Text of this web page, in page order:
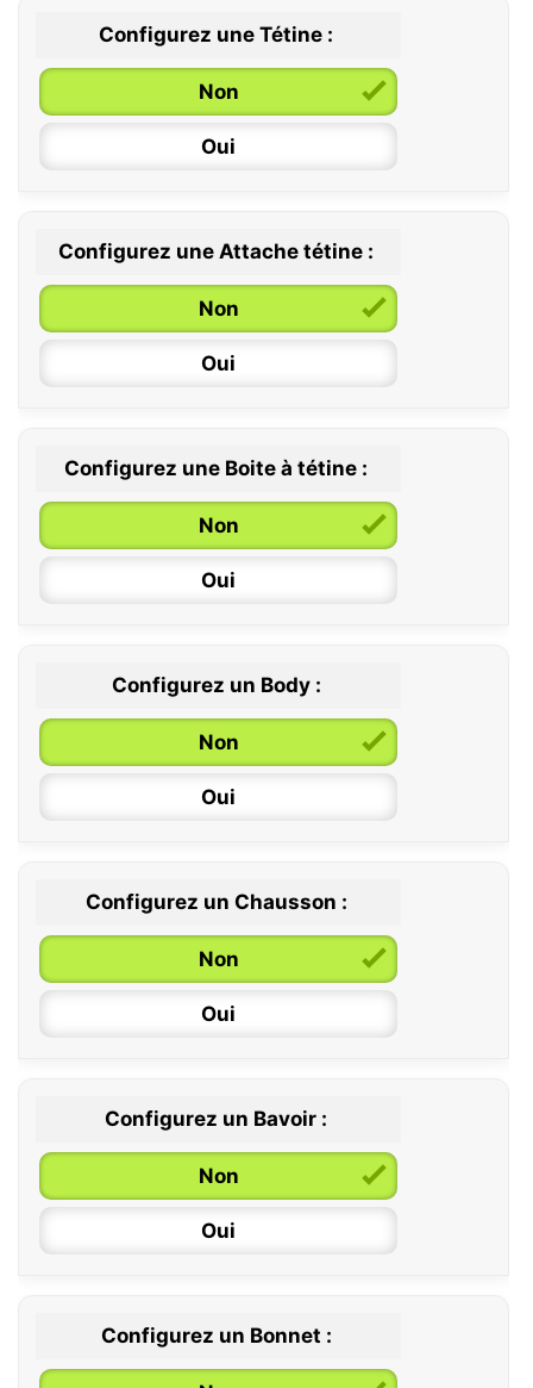
Configurez une Tétine :
Non
Oui
0 / 6 mois
6 / 36 mois
Configurez une Attache tétine :
Non
Oui
Configurez une Boite à tétine :
Non
Oui
Configurez un Body :
Non
Oui
0 / 6 mois
6 / 12 mois
12 / 18 mois
Configurez un Chausson :
Non
Oui
Configurez un Bavoir :
Non
Oui
Configurez un Bonnet :